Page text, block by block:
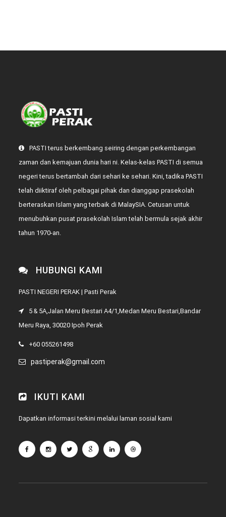
PASTI terus berkembang seiring dengan perkembangan
zaman dan kemajuan dunia hari ni. Kelas-kelas PASTI di semua
negeri terus bertambah dari sehari ke sehari. Kini, tadika PASTI
telah diiktiraf oleh pelbagai pihak dan dianggap prasekolah
berteraskan Islam yang terbaik di MalaySIA. Cetusan untuk
menubuhkan pusat prasekolah Islam telah bermula sejak akhir
tahun 1970-an.
HUBUNGI KAMI
PASTI NEGERI PERAK | Pasti Perak
5 & 5A,Jalan Meru Bestari A4/1,Medan Meru Bestari,Bandar
Meru Raya, 30020 Ipoh Perak
+60 055261498
pastiperak@gmail.com
IKUTI KAMI
Dapatkan informasi terkini melalui laman sosial kami